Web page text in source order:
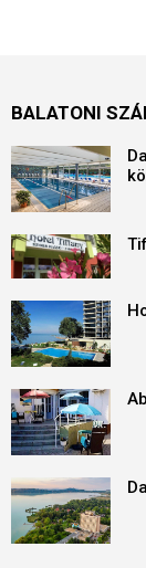
BALATONI